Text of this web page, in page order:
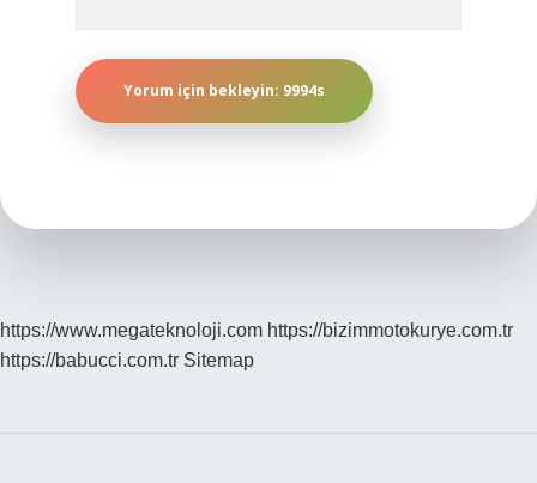
https://www.megateknoloji.com https://bizimmotokurye.com.tr
https://babucci.com.tr Sitemap